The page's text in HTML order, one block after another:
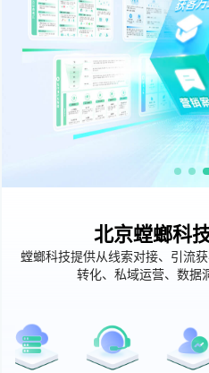
北京螳螂科
螳螂科技提供从线索对接、引流
转化、私域运营、数据